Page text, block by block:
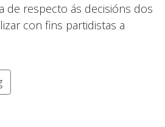
de respecto ás decisións dos
con fins partidistas a